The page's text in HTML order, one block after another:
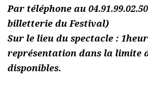
Par téléphone au
billetterie du Festival)
Sur le lieu du spectacle :
représentation dans la limite
disponibles.